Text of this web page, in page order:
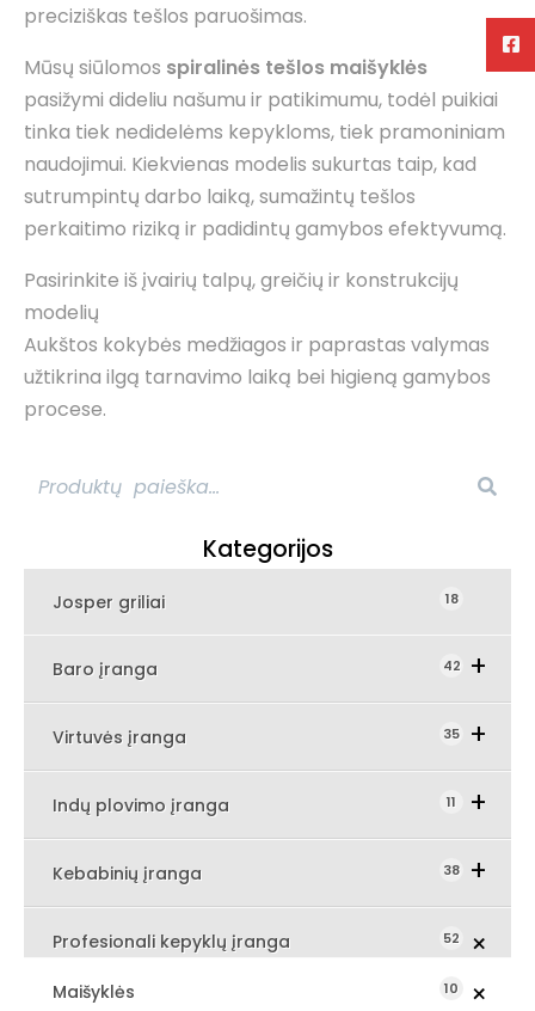
Prekių paieška
Kategorijos
Josper griliai 18
Baro įranga 42
Expand Secondary Navigation
Virtuvės įranga 35
Expand Secondary Navigation
Indų plovimo įranga 11
Expand Secondary
Kebabinių įranga 38
Expand Secondary
Profesionali kepyklų įranga 52
Expand Secondary
Maišyklės 10
Expand Secondary Navigation Menu
preciziškas tešlos paruošimas.
Mūsų siūlomos spiralinės tešlos maišyklės
pasižymi dideliu našumu ir patikimumu, todėl puikiai
tinka tiek nedidelėms kepykloms, tiek pramoniniam
naudojimui. Kiekvienas modelis sukurtas taip, kad
sutrumpintų darbo laiką, sumažintų tešlos
perkaitimo riziką ir padidintų gamybos efektyvumą.
Pasirinkite iš įvairių talpų, greičių ir konstrukcijų
modelių
Aukštos kokybės medžiagos ir paprastas valymas
užtikrina ilgą tarnavimo laiką bei higieną gamybos
procese.